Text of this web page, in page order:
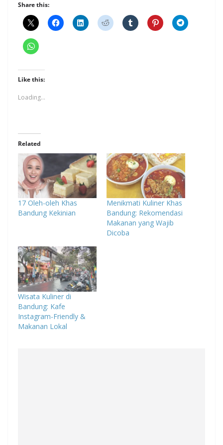
Share this:
Like this:
Loading...
Related
17 Oleh-oleh Khas
Bandung Kekinian
Menikmati Kuliner Khas
Bandung: Rekomendasi
Makanan yang Wajib
Dicoba
Wisata Kuliner di
Bandung: Kafe
Instagram-Friendly &
Makanan Lokal